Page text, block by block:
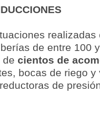
de entre 100
de cientos de
bocas de riego
de